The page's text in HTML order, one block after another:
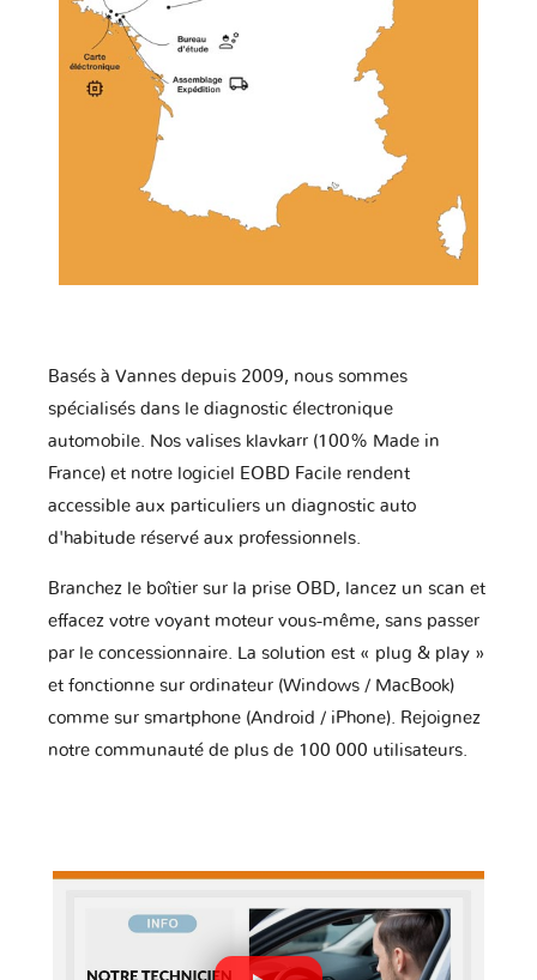
Basés à Vannes depuis 2009, nous sommes
spécialisés dans le diagnostic électronique
automobile. Nos valises klavkarr (100% Made in
France) et notre logiciel EOBD Facile rendent
accessible aux particuliers un diagnostic auto
d'habitude réservé aux professionnels.
Branchez le boîtier sur la prise OBD, lancez un scan et
effacez votre voyant moteur vous-même, sans passer
par le concessionnaire. La solution est « plug & play »
et fonctionne sur ordinateur (Windows / MacBook)
comme sur smartphone (Android / iPhone). Rejoignez
notre communauté de plus de 100 000 utilisateurs.